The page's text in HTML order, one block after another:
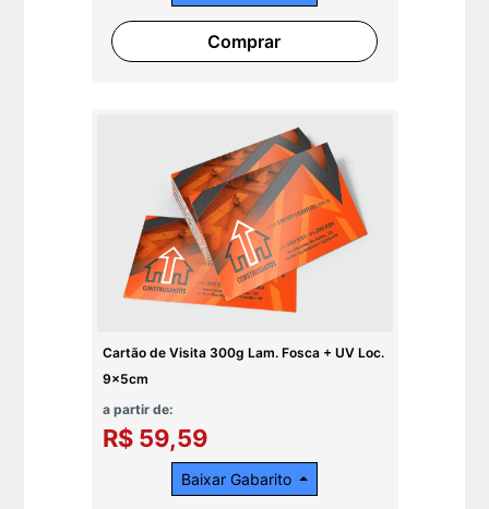
Comprar
Cartão de Visita 300g Lam. Fosca + UV Loc.
9x5cm
a partir de:
R$ 59,59
Baixar Gabarito